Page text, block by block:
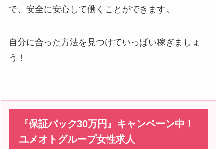
で、安全に安心して働くことができます。
自分に合った方法を見つけていっぱい稼ぎましょ
う！
『保証パック30万円』キャンペーン中！
ユメオトグループ女性求人